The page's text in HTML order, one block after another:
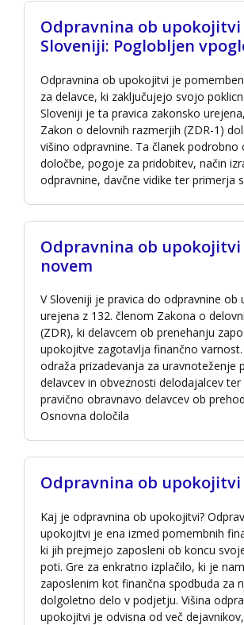
Odpravnina ob upokojitvi
Sloveniji: Poglobljen
Odpravnina ob upokojitvi je
za delavce, ki zaključujejo svojo
Sloveniji je ta pravica zakonsko
Zakon o delovnih razmerjih (ZDR-1)
višino odpravnine. Ta članek podrobno
določbe, pogoje za pridobitev, način
odpravnine, davčne vidike ter primerja
Odpravnina ob upokojitvi
novem
V Sloveniji je pravica do odpravnine ob
urejena z 132. členom Zakona o
(ZDR), ki delavcem ob prenehanju
upokojitve zagotavlja finančno varnost.
odraža prizadevanja za uravnoteženje
delavcev in obveznosti delodajalcev
pravično obravnavo delavcev ob
Osnovna določila
Odpravnina ob upokojitvi
Kaj je odpravnina ob upokojitvi?
upokojitvi je ena izmed pomembnih
ki jih prejmejo zaposleni ob koncu
poti. Gre za enkratno izplačilo, ki je
zaposlenim kot finančna spodbuda za
dolgoletno delo v podjetju. Višina
upokojitvi je odvisna od več